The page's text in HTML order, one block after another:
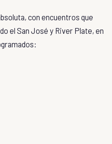
con encuentros que
el San José y River Plate, en